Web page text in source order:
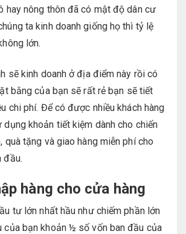
hay nông thôn đã có mật độ dân cư
ta kinh doanh giống họ thì tỷ lệ
lớn.
sẽ kinh doanh ở địa điểm này rồi có
bằng của bạn sẽ rất rẻ bạn sẽ tiết
chi phí. Để có được nhiều khách hàng
dụng khoản tiết kiệm dành cho chiến
quà tặng và giao hàng miễn phí cho
đầu.
hàng cho cửa hàng
tư lớn nhất hầu như chiếm phần lớn
của bạn khoản ½ số vốn ban đầu của